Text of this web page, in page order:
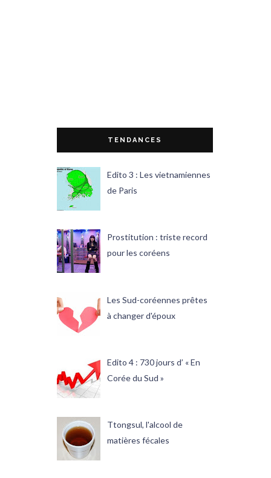
TENDANCES
Edito 3 : Les vietnamiennes
de Paris
Prostitution : triste record
pour les coréens
Les Sud-coréennes prêtes
à changer d'époux
Edito 4 : 730 jours d’ « En
Corée du Sud »
Ttongsul, l'alcool de
matières fécales